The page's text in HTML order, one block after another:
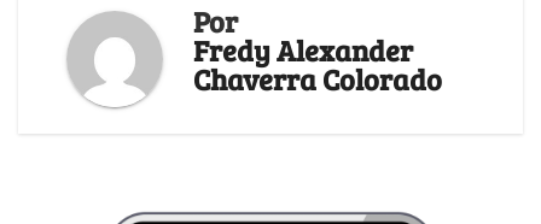
Por
Fredy Alexander
Chaverra Colorado